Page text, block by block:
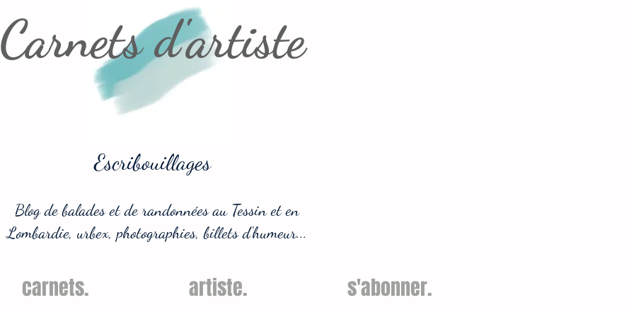
Carnets d'artiste
Escribouillages
Blog de balades et de randonnées au Tessin et en
Lombardie, urbex, photographies, billets d'humeur...
carnets. artiste. s'abonner.